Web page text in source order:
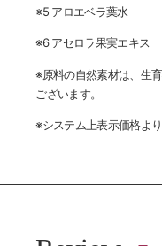
※5 アロエベラ葉水
※6 アセロラ果実エキス
※原料の自然素材は、生
ございます。
※システム上表示価格よ